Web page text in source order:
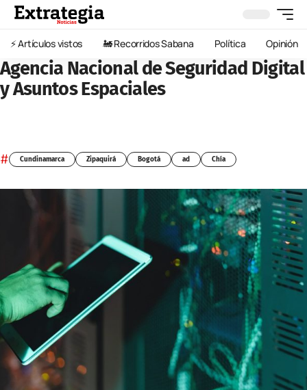
⚡️ Artículos vistos 🚂 Recorridos Sabana Política Opinión
Agencia Nacional de Seguridad Digital
y Asuntos Espaciales
# Cundinamarca Zipaquirá Bogotá ad Chía